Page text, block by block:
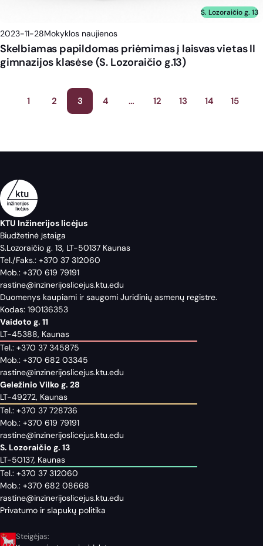
S. Lozoraičio g. 13
2023-11-28Mokyklos naujienos
Skelbiamas papildomas priėmimas į laisvas vietas II
gimnazijos klasėse (S. Lozoraičio g.13)
puslapiavimas
1 2 3 4 … 12 13 14 15
KTU Inžinerijos licėjus
Biudžetinė įstaiga
S.Lozoraičio g. 13, LT-50137 Kaunas
Tel./Faks.: +370 37 312060
Mob.: +370 619 79191
rastine@inzinerijoslicejus.ktu.edu
Duomenys kaupiami ir saugomi Juridinių asmenų registre.
Kodas: 190136353
Vaidoto g. 11
LT-45388, Kaunas
Tel.: +370 37 345875
Mob.: +370 682 03345
rastine@inzinerijoslicejus.ktu.edu
Geležinio Vilko g. 28
LT-49272, Kaunas
Tel.: +370 37 728736
Mob.: +370 619 79191
rastine@inzinerijoslicejus.ktu.edu
S. Lozoraičio g. 13
LT-50137, Kaunas
Tel.: +370 37 312060
Mob.: +370 682 08668
rastine@inzinerijoslicejus.ktu.edu
Privatumo ir slapukų politika
Steigėjas: